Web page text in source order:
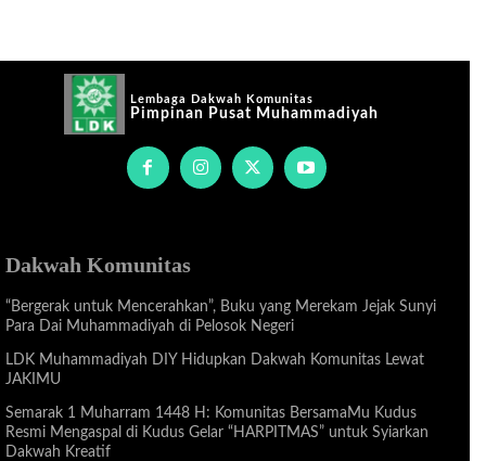
Lembaga Dakwah Komunitas
Pimpinan Pusat Muhammadiyah
Dakwah Komunitas
“Bergerak untuk Mencerahkan”, Buku yang Merekam Jejak Sunyi
Para Dai Muhammadiyah di Pelosok Negeri
LDK Muhammadiyah DIY Hidupkan Dakwah Komunitas Lewat
JAKIMU
Semarak 1 Muharram 1448 H: Komunitas BersamaMu Kudus
Resmi Mengaspal di Kudus Gelar “HARPITMAS” untuk Syiarkan
Dakwah Kreatif